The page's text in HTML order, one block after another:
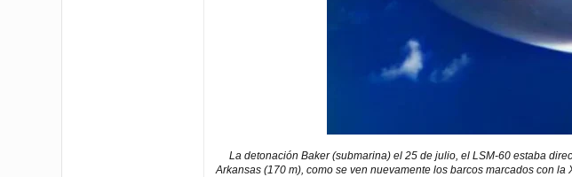
La detonación Baker (submarina) el 25 de julio, el LSM-60 estaba
Arkansas (170 m), como se ven nuevamente los barcos marcados con